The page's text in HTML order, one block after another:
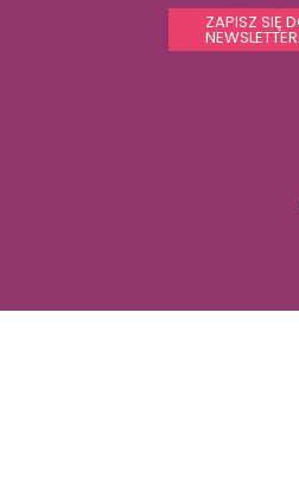
ZAPISZ SIĘ